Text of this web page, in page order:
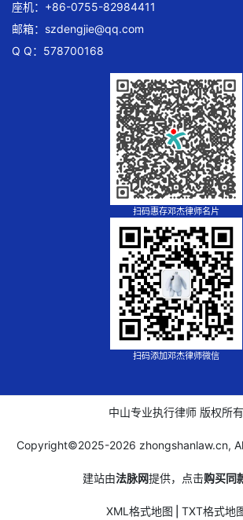
座机：+86-0755-82984411
邮箱： szdengjie@qq.com
Q Q：578700168
扫码惠存邓杰律师名片
扫码添加邓杰律师微信
中山专业执行律师 版权所有
Copyright©2025-2026 zhongshanlaw.cn,
建站由法脉网提供，点击购买同
XML格式地图 TXT格式地